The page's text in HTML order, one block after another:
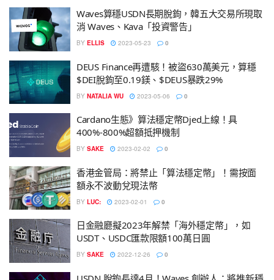
Waves算穩USDN長期脫鉤，韓五大交易所現取
消 Waves、Kava「投資警告」
BY ELLIS 2023-05-23 0
DEUS Finance再遭駭！被盜630萬美元，算穩
$DEI脫鉤至0.19鎂、$DEUS暴跌29%
BY NATALIA WU 2023-05-06 0
Cardano生態》算法穩定幣Djed上線！具
400%-800%超額抵押機制
BY SAKE 2023-02-02 0
香港金管局：將禁止「算法穩定幣」！需按面
額永不波動兌現法幣
BY LUC: 2023-02-01 0
日金融廳擬2023年解禁「海外穩定幣」，如
USDT、USDC匯款限額100萬日圓
BY SAKE 2022-12-26 0